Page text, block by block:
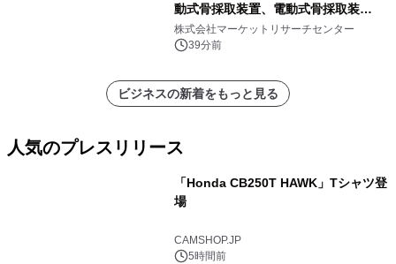
動式骨採取装置、電動式骨採取装
置）・分析レポートを発表
株式会社マーケットリサーチセンター
39分前
ビジネスの新着をもっと見る
人気のプレスリリース
「Honda CB250T HAWK」Tシャツ登
場
CAMSHOP.JP
5時間前